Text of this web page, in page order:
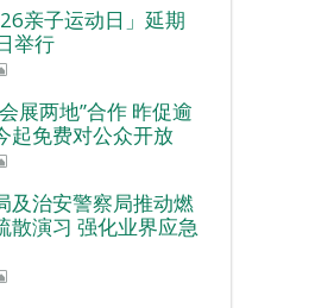
亲子运动日」延期
举行
展两地”合作 昨促逾
起免费对公众开放
及治安警察局推动燃
散演习 强化业界应急